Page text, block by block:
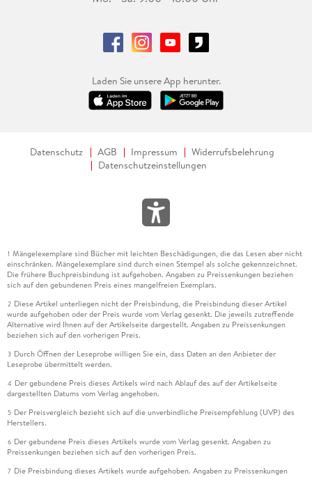
Laden Sie unsere App herunter.
Datenschutz AGB Impressum
Widerrufsbelehrung
Datenschutzeinstellungen
1 Mängelexemplare sind Bücher mit leichten Beschädigungen, die das Lesen aber nicht
einschränken. Mängelexemplare sind durch einen Stempel als solche gekennzeichnet.
Die frühere Buchpreisbindung ist aufgehoben. Angaben zu Preissenkungen beziehen
sich auf den gebundenen Preis eines mangelfreien Exemplars.
2 Diese Artikel unterliegen nicht der Preisbindung, die Preisbindung dieser Artikel
wurde aufgehoben oder der Preis wurde vom Verlag gesenkt. Die jeweils zutreffende
Alternative wird Ihnen auf der Artikelseite dargestellt. Angaben zu Preissenkungen
beziehen sich auf den vorherigen Preis.
3 Durch Öffnen der Leseprobe willigen Sie ein, dass Daten an den Anbieter der
Leseprobe übermittelt werden.
4 Der gebundene Preis dieses Artikels wird nach Ablauf des auf der Artikelseite
dargestellten Datums vom Verlag angehoben.
5 Der Preisvergleich bezieht sich auf die unverbindliche Preisempfehlung (UVP) des
Herstellers.
6 Der gebundene Preis dieses Artikels wurde vom Verlag gesenkt. Angaben zu
Preissenkungen beziehen sich auf den vorherigen Preis.
7 Die Preisbindung dieses Artikels wurde aufgehoben. Angaben zu Preissenkungen